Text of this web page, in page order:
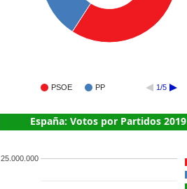
PSOE PP 1/5
España: Votos por Partidos 2019
25.000.000